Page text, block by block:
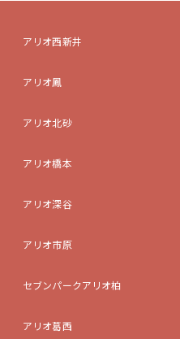
アリオ西新井
アリオ鳳
アリオ北砂
アリオ橋本
アリオ深谷
アリオ市原
セブンパークアリオ柏
アリオ葛西